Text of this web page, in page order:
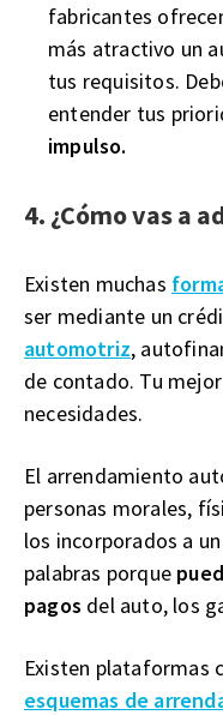
fabricantes
más atractivo un
tus requisitos.
entender tus
impulso.
4. ¿Cómo vas a
Existen muchas
ser mediante un
automotriz,
de contado. Tu
necesidades.
El arrendamiento
personas morales,
los incorporados a
palabras porque
pagos del auto, los
Existen plataformas
esquemas de